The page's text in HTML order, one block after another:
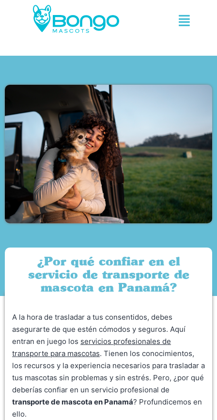
¿Por qué confiar en el
servicio de transporte de
mascota en Panamá?
A la hora de trasladar a tus consentidos, debes
asegurarte de que estén cómodos y seguros. Aquí
entran en juego los servicios profesionales de
transporte para mascotas. Tienen los conocimientos,
los recursos y la experiencia necesarios para trasladar a
tus mascotas sin problemas y sin estrés. Pero, ¿por qué
deberías confiar en un servicio profesional de
transporte de mascota en Panamá? Profundicemos en
ello.